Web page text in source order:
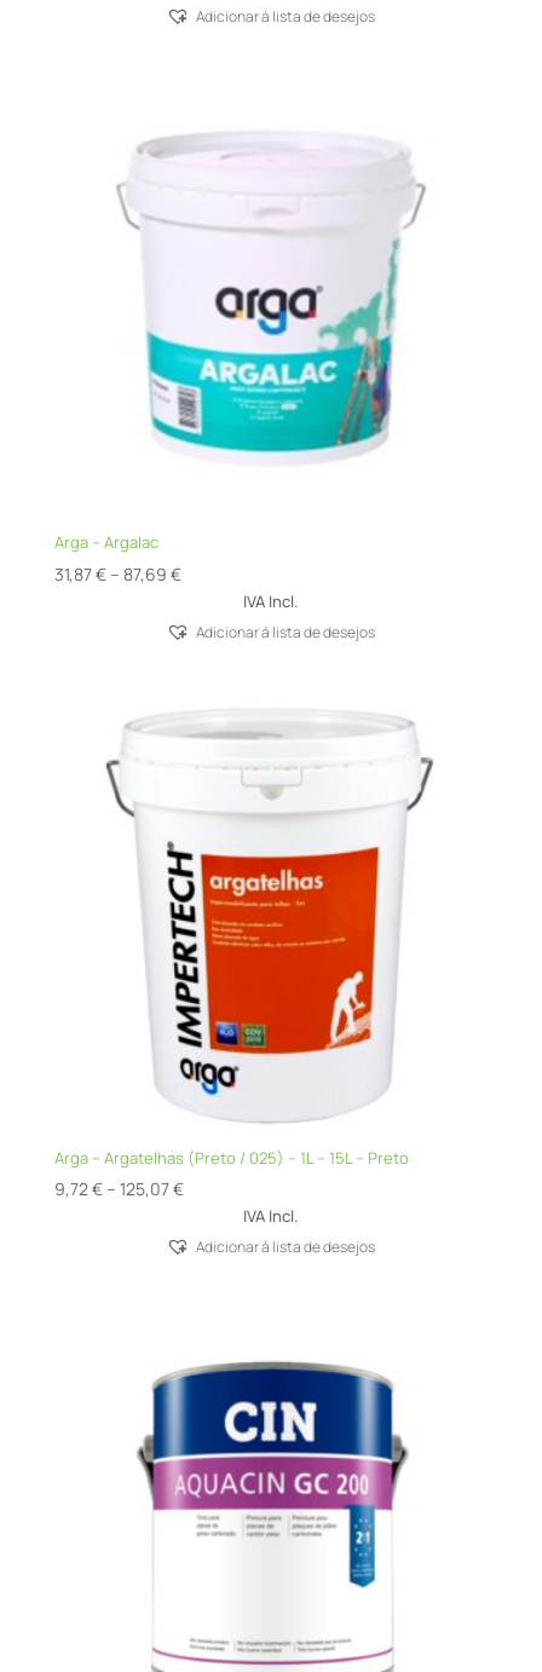
9,57 €
Adicionar á lista de desejos
Arga – Argalac
31,87€ – 87,69 €Price
31,87 €
IVA Incl.
Adicionar á lista de desejos
Arga – Argatelhas (Preto / 025) – 1L – 15L – Preto
9,72€ – 125,07€Price
9,72 €
IVA Incl.
Adicionar á lista de desejos